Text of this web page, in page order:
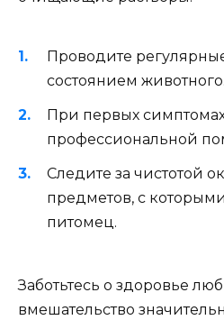
Проводите
состоянием животного.
При первых
профессиональной
Следите за чистотой
предметов, с
питомец.
Заботьтесь о здоровье
вмешательство